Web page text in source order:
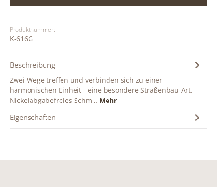
Produktnummer:
K-616G
Beschreibung
Zwei Wege treffen und verbinden sich zu einer
harmonischen Einheit - eine besondere Straßenbau-Art.
Nickelabgabefreies Schm… Mehr
Eigenschaften